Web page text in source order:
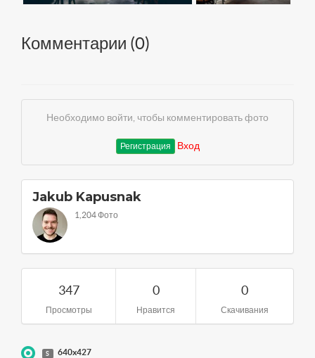
Комментарии (0)
Необходимо войти, чтобы комментировать фото
Регистрация Вход
Jakub Kapusnak
1,204 Фото
347
Просмотры
0
Нравится
0
Скачивания
S 640x427